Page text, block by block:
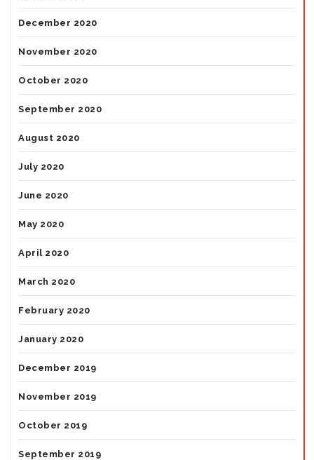
December 2020
November 2020
October 2020
September 2020
August 2020
July 2020
June 2020
May 2020
April 2020
March 2020
February 2020
January 2020
December 2019
November 2019
October 2019
September 2019